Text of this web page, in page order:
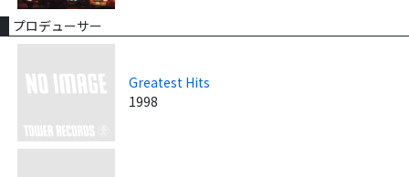
プロデューサー
Greatest Hits
1998